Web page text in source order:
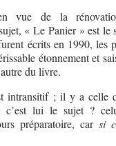
vue de la
« Le Panier » est le
écrits en 1990, les
étonnement et
du livre.
intransitif ; il y a celle
lui le sujet ?
préparatoire, carsi